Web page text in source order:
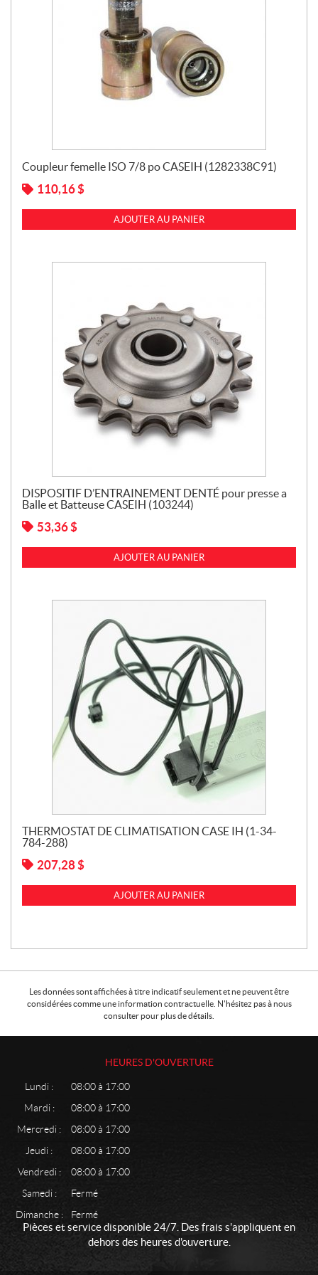
Coupleur femelle ISO 7/8 po CASEIH (1282338C91)
110,16$
AJOUTER AU PANIER
DISPOSITIF D’ENTRAINEMENT DENTÉ pour presse a
Balle et Batteuse CASEIH (103244)
53,36$
AJOUTER AU PANIER
THERMOSTAT DE CLIMATISATION CASE IH (1-34-
784-288)
207,28 $
AJOUTER AU PANIER
Les données sont affichées à titre indicatif seulement et ne peuvent être
considérées comme une information contractuelle. N'hésitez pas à nous
consulter pour plus de détails.
HEURES D'OUVERTURE
Lundi :
08:00 à 17:00
Mardi :
08:00 à 17:00
Mercredi :
08:00 à 17:00
Jeudi :
08:00 à 17:00
Vendredi :
08:00 à 17:00
Samedi :
Fermé
Dimanche :
Fermé
Pièces et service disponible 24/7. Des frais s'appliquent en
dehors des heures d'ouverture.